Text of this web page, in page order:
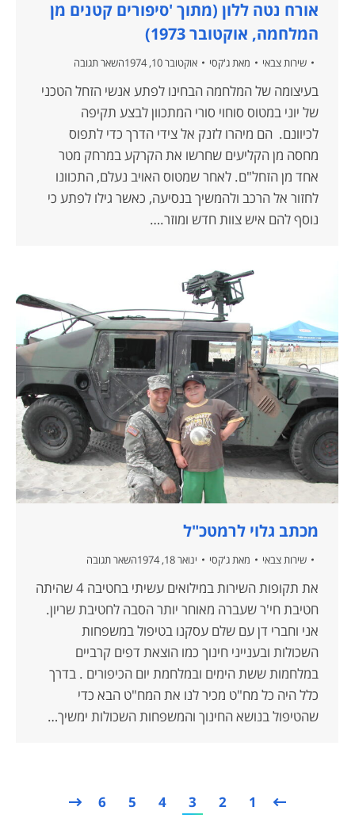
אורח נטה ללון (מתוך 'סיפורים קטנים מן
המלחמה, אוקטובר 1973)
שירות צבאי מאתג'קסי אוקטובר 10, 1974 השאר תגובה
בעיצומה של המלחמה הבחינו לפתע אנשי הזחל הטכני
של יוני במטוס סוחוי סורי המתכוון לבצע תקיפה
לכיוונם. הם מיהרו לזנק אל צידי הדרך כדי לתפוס
מחסה מן הקליעים שחרשו את הקרקע במרחק מטר
אחד מן הזחל"ם. לאחר שמטוס האויב נעלם, התכוונו
לחזור אל הרכב ולהמשיך בנסיעה, כאשר גילו לפתע כי
נוסף להם איש צוות חדש ומוזר.…
מכתב גלוי לרמטכ"ל
שירות צבאי מאת ג'קסי ינואר 18, 1974 השאר תגובה
את תקופות השירות במילואים עשיתי בחטיבה 4 שהיתה
חטיבת חי'ר שעברה מאוחר יותר הסבה לחטיבת שריון.
אני וחברי דן עם שלם עסקנו בטיפול במשפחות
השכולות ובענייני חינוך כמו הוצאת דפים קרביים
במלחמות ששת הימים ובמלחמת יום הכיפורים . בדרך
כלל היה כל מח"ט מכיר לנו את המח"ט הבא כדי
שהטיפול בנושא החינוך והמשפחות השכולות ימשיך…
1
2
3
4
5
6